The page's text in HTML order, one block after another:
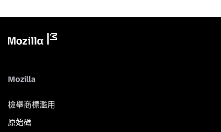
Mozilla
檢舉商標濫用
原始碼